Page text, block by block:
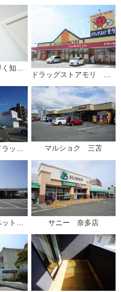
ディスカウントドラッグコスモス 三苫店 マルショク 三苫
サニー 奈多店